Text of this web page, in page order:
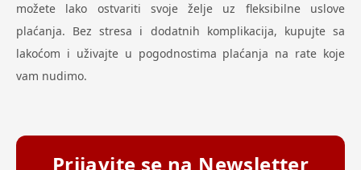
možete lako ostvariti svoje želje uz fleksibilne uslove
plaćanja. Bez stresa i dodatnih komplikacija, kupujte sa
lakoćom i uživajte u pogodnostima plaćanja na rate koje
vam nudimo.
Prijavite se na Newsletter